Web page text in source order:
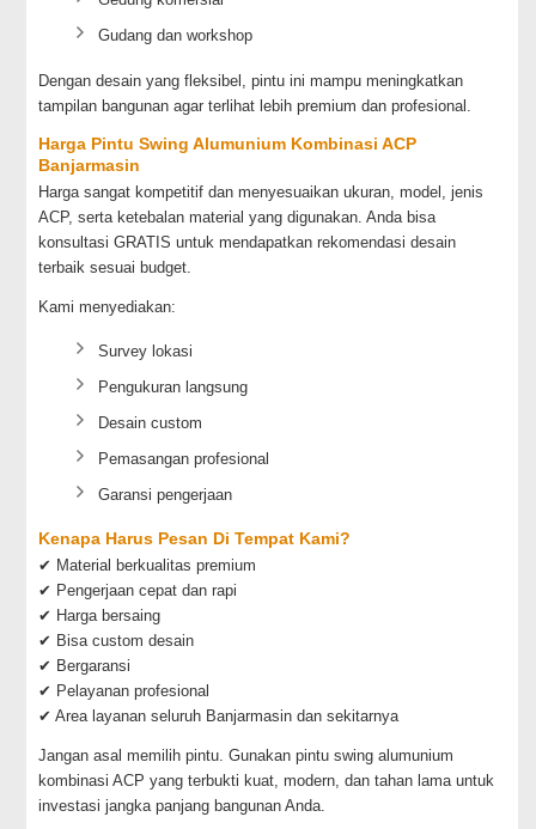
Gudang dan workshop
Dengan desain yang fleksibel, pintu ini mampu meningkatkan
tampilan bangunan agar terlihat lebih premium dan profesional.
Harga Pintu Swing Alumunium Kombinasi ACP
Banjarmasin
Harga sangat kompetitif dan menyesuaikan ukuran, model, jenis
ACP, serta ketebalan material yang digunakan. Anda bisa
konsultasi GRATIS untuk mendapatkan rekomendasi desain
terbaik sesuai budget.
Kami menyediakan:
Survey lokasi
Pengukuran langsung
Desain custom
Pemasangan profesional
Garansi pengerjaan
Kenapa Harus Pesan Di Tempat Kami?
✔ Material berkualitas premium
✔ Pengerjaan cepat dan rapi
✔ Harga bersaing
✔ Bisa custom desain
✔ Bergaransi
✔ Pelayanan profesional
✔ Area layanan seluruh Banjarmasin dan sekitarnya
Jangan asal memilih pintu. Gunakan pintu swing alumunium
kombinasi ACP yang terbukti kuat, modern, dan tahan lama untuk
investasi jangka panjang bangunan Anda.